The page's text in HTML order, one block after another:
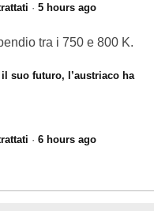
· 5 hours ago
tra i 750 e 800 K.
suo futuro, l’austriaco ha
· 6 hours ago